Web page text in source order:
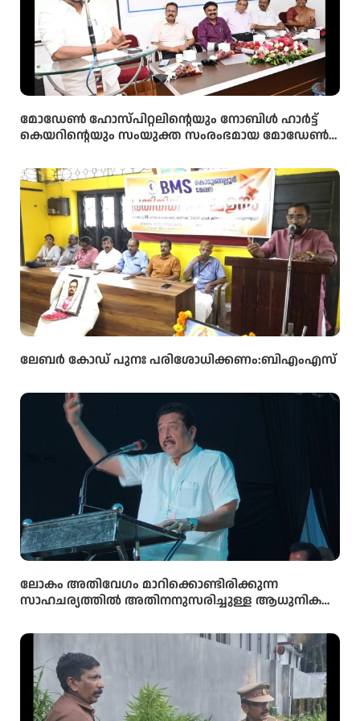
മോഡേൺ ഹോസ്‌പിറ്റലിന്റെയും നോബിൾ ഹാർട്ട്
കെയറിന്റെയും സംയുക്ത സംരംഭമായ മോഡേൺ
ഉദ്ഘാടനം മന്ത്രി ഒ ജെ ജനീഷ് നിർവ്വഹിച്ചു.
ലേബർ കോഡ് പുനഃ പരിശോധിക്കണം:ബിഎംഎസ്
ലോകം അതിവേഗം മാറിക്കൊണ്ടിരിക്കുന്ന
സാഹചര്യത്തിൽ അതിനനുസരിച്ചുള്ള ആധുനിക
വിദ്യാർഥികൾക്ക് ലഭ്യമാക്കുകയാണ് സർക്കാരിന്റെ
ലക്ഷ്യമെന്ന് സംസ്ഥാന വിദ്യാഭ്യാസ മന്ത്രി അഡ്വ.എൻ.
ഷംസുദ്ദീൻ